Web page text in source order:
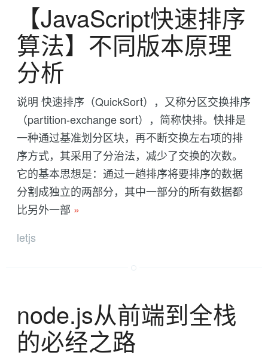
【JavaScript快速排序
算法】不同版本原理
分析
说明 快速排序（QuickSort），又称分区交换排序
（partition-exchange sort），简称快排。快排是
一种通过基准划分区块，再不断交换左右项的排
序方式，其采用了分治法，减少了交换的次数。
它的基本思想是：通过一趟排序将要排序的数据
分割成独立的两部分，其中一部分的所有数据都
比另外一部 »
letjs
node.js从前端到全栈
的必经之路